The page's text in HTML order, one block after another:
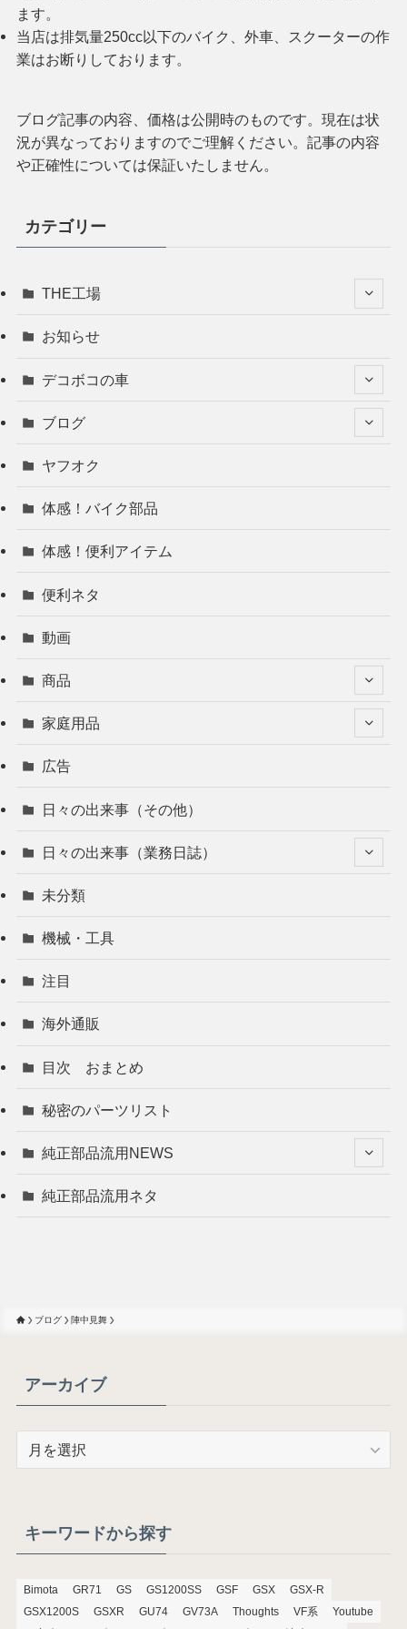
ます。
当店は排気量250cc以下のバイク、外車、スクーターの作
業はお断りしております。
ブログ記事の内容、価格は公開時のものです。現在は状
況が異なっておりますのでご理解ください。記事の内容
や正確性については保証いたしません。
カテゴリー
THE工場
お知らせ
デコボコの車
ブログ
ヤフオク
体感！バイク部品
体感！便利アイテム
便利ネタ
動画
商品
家庭用品
広告
日々の出来事（その他）
日々の出来事（業務日誌）
未分類
機械・工具
注目
海外通販
目次 おまとめ
秘密のパーツリスト
純正部品流用NEWS
純正部品流用ネタ
ブログ 陣中見舞
アーカイブ
ブキーワードから探す
Bimota GR71 GS GS1200SS GSF GSX
GSX-R
GSX1200S
GSXR GU74 GV73A Thoughts VF系
Youtube